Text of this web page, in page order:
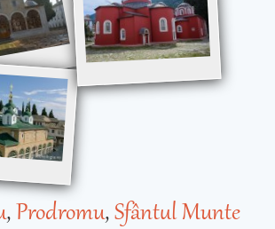
,Prodromu,Sfântul Munte